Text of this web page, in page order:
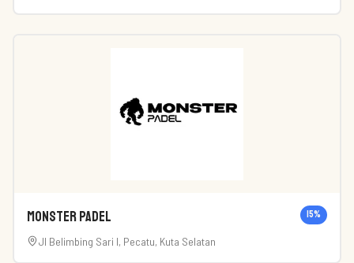
Monster Padel 15%
Jl Belimbing Sari I, Pecatu, Kuta Selatan